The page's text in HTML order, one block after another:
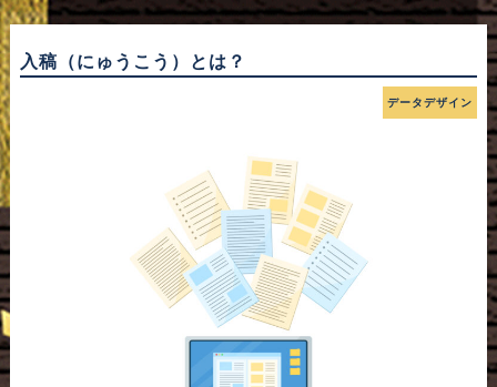
入稿（にゅうこう）とは？
データデザイン